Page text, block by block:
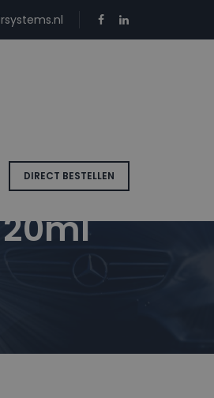
DIRECT BESTELLEN
20ml